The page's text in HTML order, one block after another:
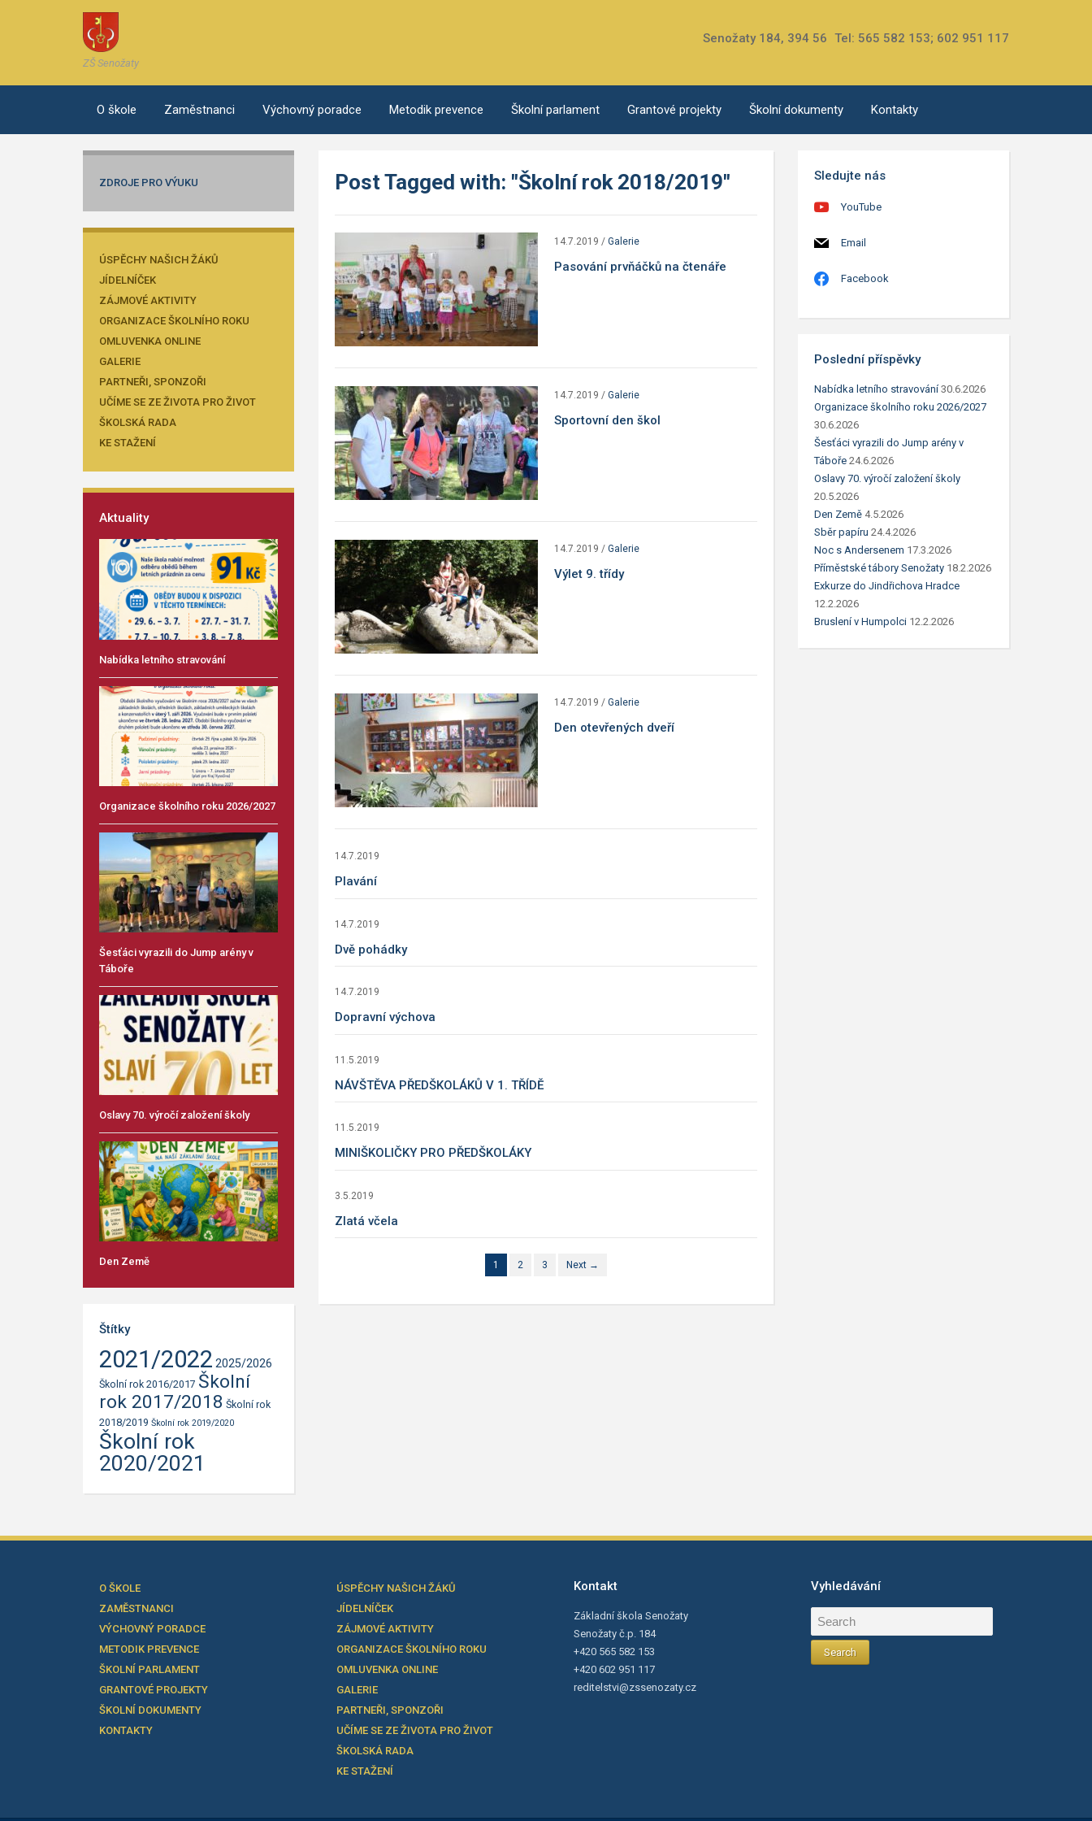
ZŠ Senožaty
Senožaty 184, 394 56 Tel: 565 582 153; 602 951 117
O škole Zaměstnanci Výchovný poradce Metodik prevence Školní parlament Grantové projekty Školní dokumenty Kontakty
ZDROJE PRO VÝUKU
ÚSPĚCHY NAŠICH ŽÁKŮ
JÍDELNÍČEK
ZÁJMOVÉ AKTIVITY
ORGANIZACE ŠKOLNÍHO ROKU
OMLUVENKA ONLINE
GALERIE
PARTNEŘI, SPONZOŘI
UČÍME SE ZE ŽIVOTA PRO ŽIVOT
ŠKOLSKÁ RADA
KE STAŽENÍ
Aktuality
Nabídka letního stravování
Organizace školního roku 2026/2027
Šesťáci vyrazili do Jump arény v
Táboře
Oslavy 70. výročí založení školy
Den Země
Štítky
2021/2022 2025/2026
Školní rok 2016/2017 Školní
rok 2017/2018 Školní rok
2018/2019 Školní rok 2019/2020
Školní rok
2020/2021
Post Tagged with: "Školní rok 2018/2019"
14.7.2019 / Galerie
Pasování prvňáčků na čtenáře
14.7.2019 / Galerie
Sportovní den škol
14.7.2019 / Galerie
Výlet 9. třídy
14.7.2019 / Galerie
Den otevřených dveří
14.7.2019
Plavání
14.7.2019
Dvě pohádky
14.7.2019
Dopravní výchova
11.5.2019
NÁVŠTĚVA PŘEDŠKOLÁKŮ V 1. TŘÍDĚ
11.5.2019
MINIŠKOLIČKY PRO PŘEDŠKOLÁKY
3.5.2019
Zlatá včela
1 2 3 Next →
Sledujte nás
YouTube
Email
Facebook
Poslední příspěvky
Nabídka letního stravování 30.6.2026
Organizace školního roku 2026/2027
30.6.2026
Šesťáci vyrazili do Jump arény v
Táboře 24.6.2026
Oslavy 70. výročí založení školy
20.5.2026
Den Země 4.5.2026
Sběr papíru 24.4.2026
Noc s Andersenem 17.3.2026
Příměstské tábory Senožaty 18.2.2026
Exkurze do Jindřichova Hradce
12.2.2026
Bruslení v Humpolci 12.2.2026
O ŠKOLE
ZAMĚSTNANCI
VÝCHOVNÝ PORADCE
METODIK PREVENCE
ŠKOLNÍ PARLAMENT
GRANTOVÉ PROJEKTY
ŠKOLNÍ DOKUMENTY
KONTAKTY
ÚSPĚCHY NAŠICH ŽÁKŮ
JÍDELNÍČEK
ZÁJMOVÉ AKTIVITY
ORGANIZACE ŠKOLNÍHO ROKU
OMLUVENKA ONLINE
GALERIE
PARTNEŘI, SPONZOŘI
UČÍME SE ZE ŽIVOTA PRO ŽIVOT
ŠKOLSKÁ RADA
KE STAŽENÍ
Kontakt
Základní škola Senožaty
Senožaty č.p. 184
+420 565 582 153
+420 602 951 117
reditelstvi@zssenozaty.cz
Vyhledávání